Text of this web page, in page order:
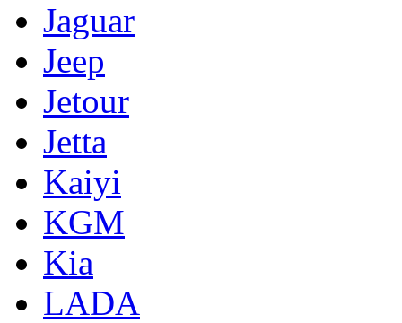
Jaguar
Jeep
Jetour
Jetta
Kaiyi
KGM
Kia
LADA